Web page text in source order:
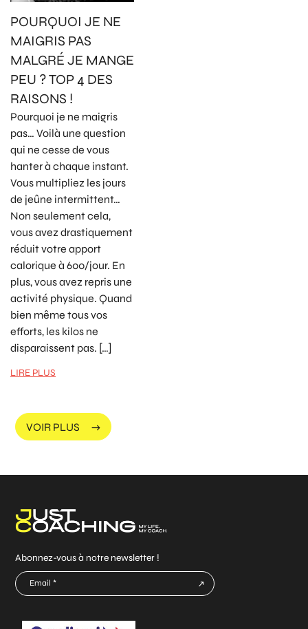
POURQUOI JE NE
MAIGRIS PAS
MALGRÉ JE MANGE
PEU ? TOP 4 DES
RAISONS !
Pourquoi je ne maigris
pas… Voilà une question
qui ne cesse de vous
hanter à chaque instant.
Vous multipliez les jours
de jeûne intermittent…
Non seulement cela,
vous avez drastiquement
réduit votre apport
calorique à 600/jour. En
plus, vous avez repris une
activité physique. Quand
bien même tous vos
efforts, les kilos ne
disparaissent pas. […]
LIRE PLUS
VOIR PLUS
Abonnez-vous à notre newsletter !
E-
mail
*